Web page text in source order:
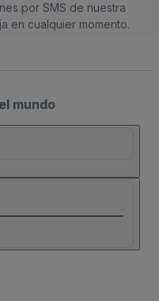
por SMS de nuestra
en cualquier momento.
mundo